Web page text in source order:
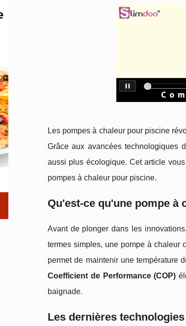
Les pompes à chaleur pour piscine
Grâce aux avancées technologiques
aussi plus écologique. Cet article
pompes à chaleur pour piscine.
Qu'est-ce qu'une pompe à
Avant de plonger dans les
termes simples, une pompe à chaleur
permet de maintenir une température
Coefficient de Performance (COP)
baignade.
Les dernières